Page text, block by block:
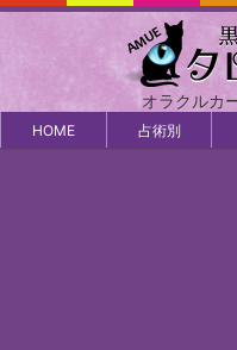
オラクルカ
HOME 占術別